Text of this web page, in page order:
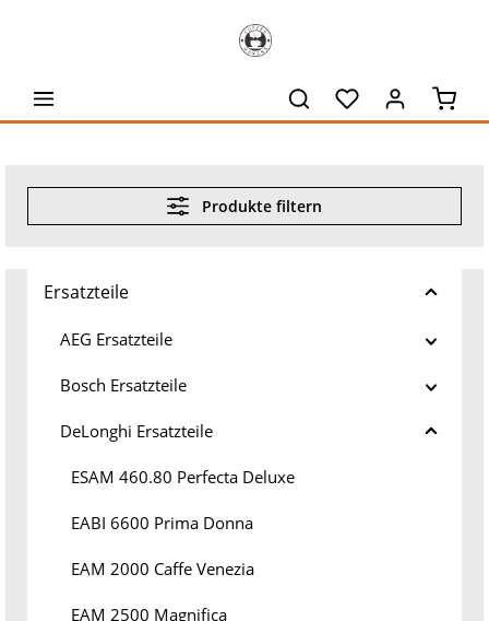
Produkte filtern
Ersatzteile
AEG Ersatzteile
Bosch Ersatzteile
DeLonghi Ersatzteile
ESAM 460.80 Perfecta Deluxe
EABI 6600 Prima Donna
EAM 2000 Caffe Venezia
EAM 2500 Magnifica